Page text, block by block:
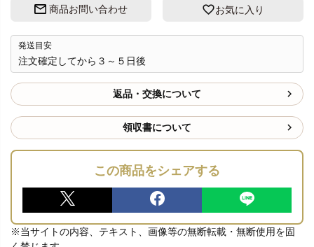
商品お問い合わせ お気に入り
発送目安
注文確定してから３～５日後
返品・交換について
領収書について
この商品をシェアする
※当サイトの内容、テキスト、画像等の無断転載・無断使用を固